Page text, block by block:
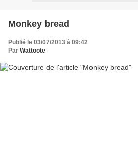
Monkey bread
Publié le 03/07/2013 à 09:42
Par Wattoote